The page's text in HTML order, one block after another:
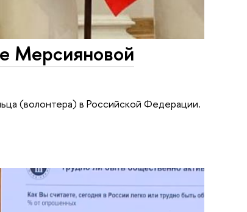
Мерсияновой
(волонтера) в Российской Федерации.